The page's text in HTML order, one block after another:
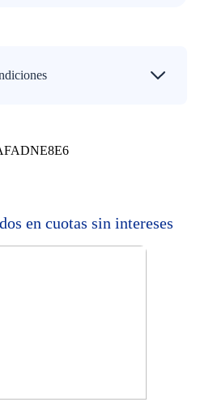
en cuotas sin intereses